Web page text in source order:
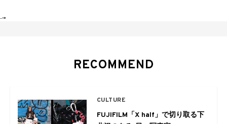
-->
RECOMMEND
CULTURE
FUJIFILM「X half」で切り取る下